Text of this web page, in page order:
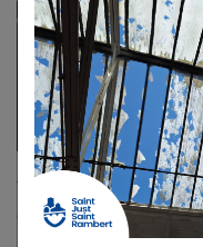
Vous pouvez
d’urbanisme en ligne !